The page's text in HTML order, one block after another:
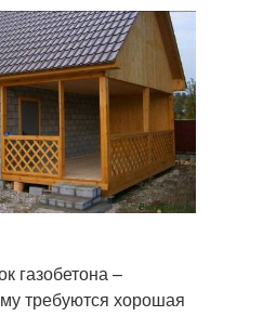
газобетона –
требуются хорошая